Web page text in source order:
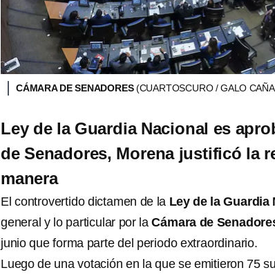
CÁMARA DE SENADORES(CUARTOSCURO / GALO
Ley de la Guardia Nacional es
de Senadores, Morena justificó la
manera
El controvertido dictamen de la Ley de la Guardia
general y lo particular por laCámara de
junio que forma parte del periodo extraordinario.
Luego de una votación en la que se emitieron 75